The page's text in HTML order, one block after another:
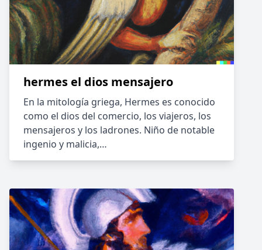
hermes el dios mensajero
En la mitología griega, Hermes es conocido
como el dios del comercio, los viajeros, los
mensajeros y los ladrones. Niño de notable
ingenio y malicia,…